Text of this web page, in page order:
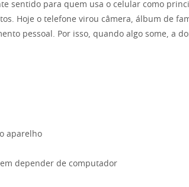
sentido para quem usa o celular como
Hoje o telefone virou câmera, álbum de
pessoal. Por isso, quando algo some, a
aparelho
depender de computador